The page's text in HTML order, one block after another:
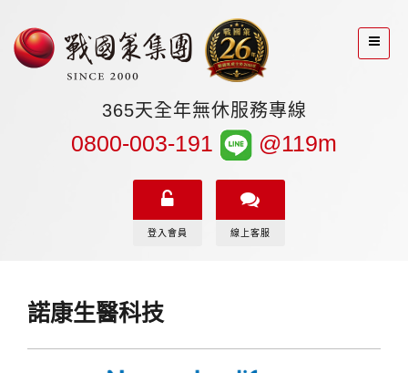
365天全年無休服務專線
0800-003-191 @119m
登入會員 線上客服
諾康生醫科技